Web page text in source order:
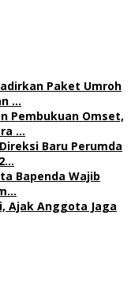
Paket Umroh
…
Pembukuan Omset,
…
Baru Perumda
Bapenda Wajib
Ajak Anggota Jaga